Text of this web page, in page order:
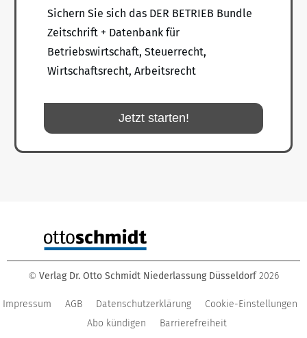
Sichern Sie sich das DER BETRIEB Bundle
Zeitschrift + Datenbank für
Betriebswirtschaft, Steuerrecht,
Wirtschaftsrecht, Arbeitsrecht
Jetzt starten!
© Verlag Dr. Otto Schmidt Niederlassung Düsseldorf 2026
Impressum AGB Datenschutzerklärung
Cookie-Einstellungen
Abo kündigen
Barrierefreiheit